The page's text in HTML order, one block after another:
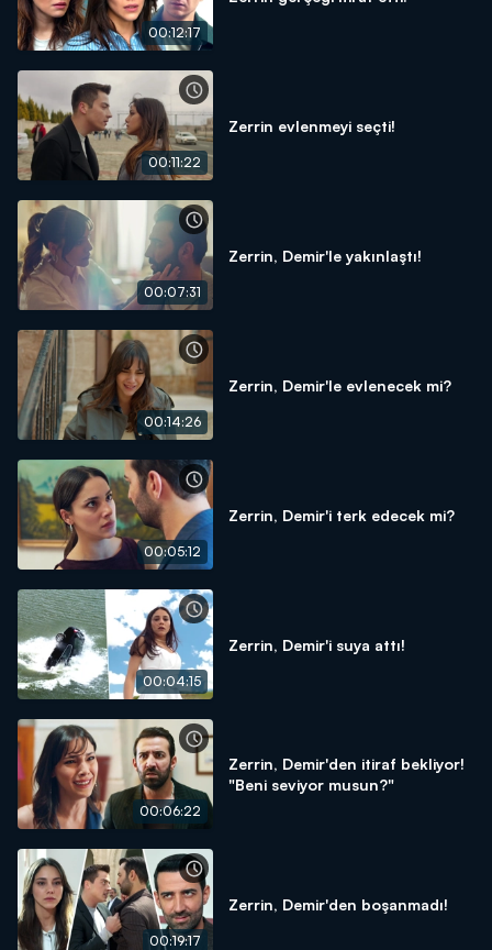
00:12:17
00:11:22
Zerrin evlenmeyi seçti!
00:07:31
Zerrin, Demir'le yakınlaştı!
00:14:26
Zerrin, Demir'le evlenecek mi?
00:05:12
Zerrin, Demir'i terk edecek mi?
00:04:15
Zerrin, Demir'i suya attı!
00:06:22
Zerrin, Demir'den itiraf bekliyor!
"Beni seviyor musun?"
00:19:17
Zerrin, Demir'den boşanmadı!